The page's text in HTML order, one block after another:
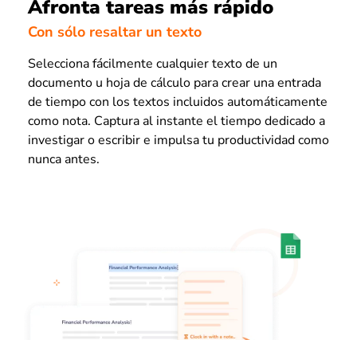
Afronta tareas más rápido
Con sólo resaltar un texto
Selecciona fácilmente cualquier texto de un
documento u hoja de cálculo para crear una entrada
de tiempo con los textos incluidos automáticamente
como nota. Captura al instante el tiempo dedicado a
investigar o escribir e impulsa tu productividad como
nunca antes.